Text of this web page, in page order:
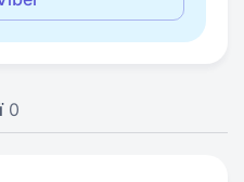
0